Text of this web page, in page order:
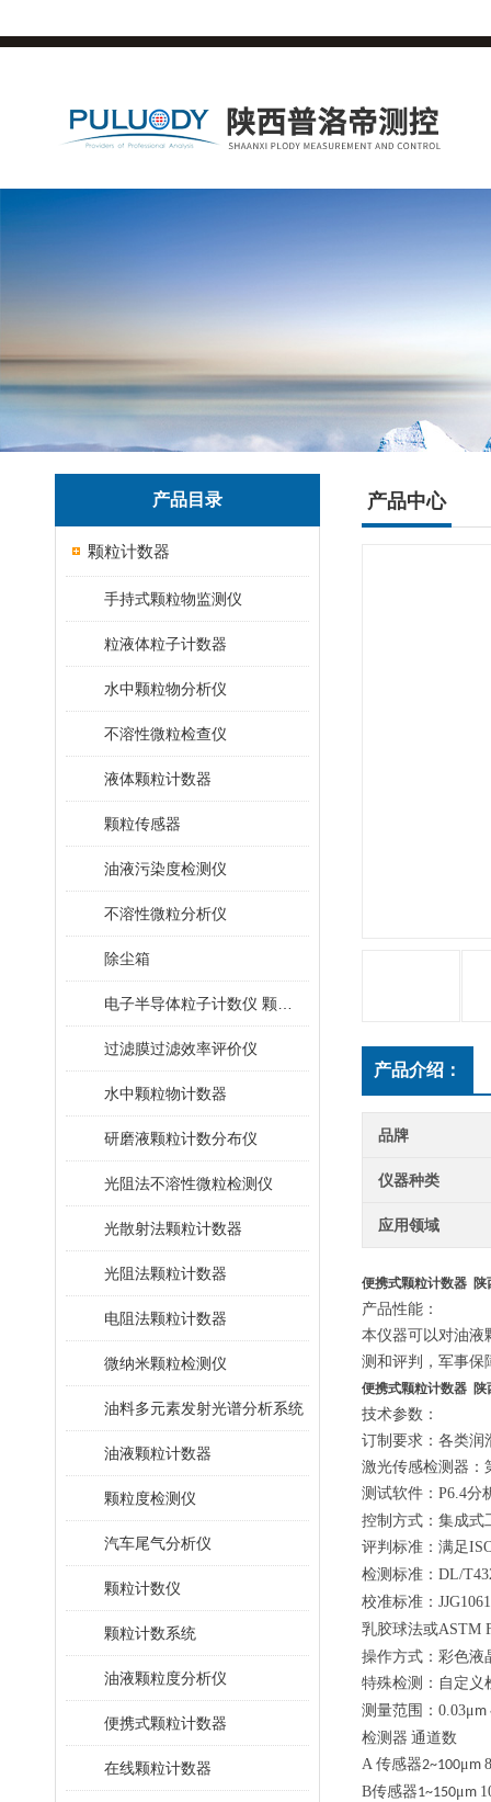
产品目录
颗粒计数器
手持式颗粒物监测仪
粒液体粒子计数器
水中颗粒物分析仪
不溶性微粒检查仪
液体颗粒计数器
颗粒传感器
油液污染度检测仪
不溶性微粒分析仪
除尘箱
过滤膜过滤效率评价仪
水中颗粒物计数器
研磨液颗粒计数分布仪
光阻法不溶性微粒检测仪
光散射法颗粒计数器
光阻法颗粒计数器
电阻法颗粒计数器
微纳米颗粒检测仪
油料多元素发射光谱分析系统
油液颗粒计数器
颗粒度检测仪
汽车尾气分析仪
颗粒计数仪
颗粒计数系统
油液颗粒度分析仪
便携式颗粒计数器
在线颗粒计数器
产品中心
产品介绍：
品牌
仪器种类
应用领域
便携式颗粒计数器 陕
产品性能：
本仪器可以对油液
测和评判，军事保
便携式颗粒计数器 陕
技术参数：
订制要求：各类润
激光传感检测器：
测试软件： P6.4分
控制方式：集成式
评判标准：满足
检测标准： DL/
校准标准： JJG1061
乳胶球法或ASTM
操作方式：彩色液
特殊检测：自定义
测量范围： 0.03μm
检测器 通道数
A 传感器2~100μm
B传感器1~150μm